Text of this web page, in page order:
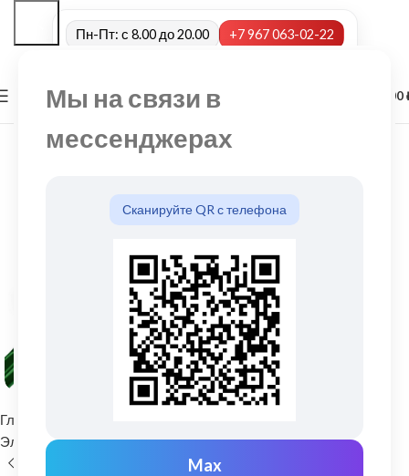
Мы на связи в
мессенджерах
Сканируйте QR с телефона
Max
Пн-Пт: с 8.00 до 20.00 +7 967 063-02-22
МЕНЮ 0,00
Нажмите, чтобы увеличить
Главная
Элементы безопасности кровли Снегозадержатели